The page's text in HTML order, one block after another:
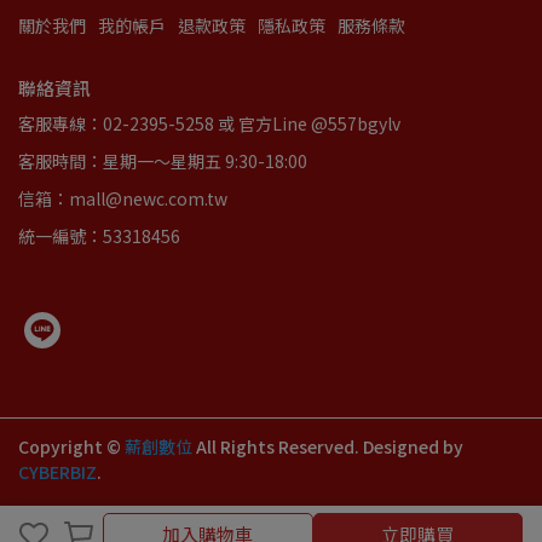
加入購物車 立即購買
關於我們 我的帳戶 退款政策 隱私政策 服務條款
聯絡資訊
客服專線：02-2395-5258 或 官方Line @557bgylv
客服時間：星期一～星期五 9:30-18:00
信箱：mall@newc.com.tw
統一編號：53318456
Copyright © 薪創數位 All Rights Reserved. Designed by
CYBERBIZ.